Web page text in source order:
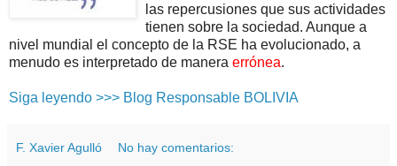
las repercusiones que sus actividades
tienen sobre la sociedad. Aunque a
nivel mundial el concepto de la RSE ha evolucionado, a
menudo es interpretado de manera errónea.
Siga leyendo >>> Blog Responsable BOLIVIA
F. Xavier Agulló No hay comentarios: